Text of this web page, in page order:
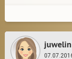
juwelin